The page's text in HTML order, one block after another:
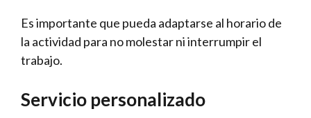
Es importante que pueda adaptarse al horario de
la actividad para no molestar ni interrumpir el
trabajo.
Servicio personalizado